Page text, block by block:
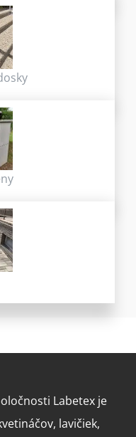
Labetex je
lavičiek,